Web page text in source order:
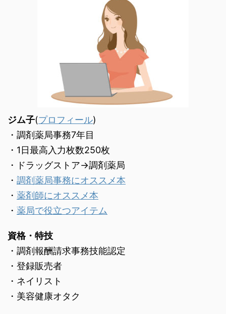
ジム子(プロフィール)
・調剤薬局事務7年目
・1日最高入力枚数250枚
・ドラッグストア→調剤薬局
・ 調剤薬局事務にオススメ本
・ 薬剤師にオススメ本
・ 薬局で役立つアイテム
資格・特技
・調剤報酬請求事務技能認定
・登録販売者
・ネイリスト
・美容健康オタク